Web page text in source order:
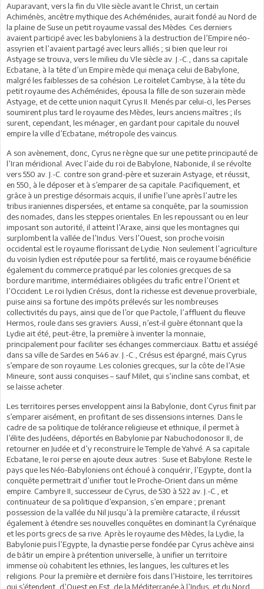
Auparavant, vers la fin du VIIe siècle avant le Christ, un certain
Achiménès, ancêtre mythique des Achéménides, aurait fondé au Nord de
la plaine de Suse un petit royaume vassal des Mèdes. Ces derniers
avaient participé avec les babyloniens à la destruction de l’Empire néo-
assyrien et l’avaient partagé avec leurs alliés ; si bien que leur roi
Astyage se trouva, vers le milieu du Vle siècle av. J.-C., dans sa capitale
Ecbatane, à la tête d’un Empire mède qui menaça celui de Babylone,
malgré les faiblesses de sa cohésion. Le roitelet Cambyse, à la tête du
petit royaume des Achéménides, épousa la fille de son suzerain mède
Astyage, et de cette union naquit Cyrus II. Menés par celui-ci, les Perses
soumirent plus tard le royaume des Mèdes, leurs anciens maîtres ; ils
surent, cependant, les ménager, en gardant pour capitale du nouvel
empire la ville d’Ecbatane, métropole des vaincus.
A son avènement, donc, Cyrus ne règne que sur une petite principauté de
l’Iran méridional. Avec l’aide du roi de Babylone, Nabonide, il se révolte
vers 550 av. J.-C. contre son grand-père et suzerain Astyage, et réussit,
en 550, à le déposer et à s’emparer de sa capitale. Pacifiquement, et
grâce à un prestige désormais acquis, il unifie l’une après l’autre les
tribus iraniennes dispersées, et entame sa conquête, par la soumission
des nomades, dans les steppes orientales. En les repoussant ou en leur
imposant son autorité, il atteint l’Araxe, ainsi que les montagnes qui
surplombent la vallée de l’Indus. Vers l’Ouest, son proche voisin
occidental est le royaume florissant de Lydie. Non seulement l’agriculture
du voisin lydien est réputée pour sa fertilité, mais ce royaume bénéficie
également du commerce pratiqué par les colonies grecques de sa
bordure maritime, intermédiaires obligées du trafic entre l’Orient et
l’Occident. Le roi lydien Crésus, dont la richesse est devenue proverbiale,
puise ainsi sa fortune des impôts prélevés sur les nombreuses
collectivités du pays, ainsi que de l’or que Pactole, l’affluent du fleuve
Hermos, roule dans ses graviers. Aussi, n’est-il guère étonnant que la
Lydie ait été, peut-être, la première à inventer la monnaie,
principalement pour faciliter ses échanges commerciaux. Battu et assiégé
dans sa ville de Sardes en 546 av. J.-C., Crésus est épargné, mais Cyrus
s’empare de son royaume. Les colonies grecques, sur la côte de l’Asie
Mineure, sont aussi conquises – sauf Milet, qui s’incline sans combat, et
se laisse acheter.
Les territoires perses enveloppent ainsi la Babylonie, dont Cyrus finit par
s’emparer aisément, en profitant de ses dissensions internes. Dans le
cadre de sa politique de tolérance religieuse et ethnique, il permet à
l’élite des Judéens, déportés en Babylonie par Nabuchodonosor II, de
retourner en Judée et d’y reconstruire le Temple de Yahvé. A sa capitale
Ecbatane, le roi perse en ajoute deux autres : Suse et Babylone. Reste le
pays que les Néo-Babyloniens ont échoué à conquérir, l’Egypte, dont la
conquête permettrait d’unifier tout le Proche-Orient dans un même
empire. Cambyre II, successeur de Cyrus, de 530 à 522 av. J.-C., et
continuateur de sa politique d’expansion, s’en empare ; prenant
possession de la vallée du Nil jusqu’à la première cataracte, il réussit
également à étendre ses nouvelles conquêtes en dominant la Cyrénaïque
et les ports grecs de sa rive. Après le royaume des Mèdes, la Lydie, la
Babylonie puis l’Egypte, la dynastie perse fondée par Cyrus achève ainsi
de bâtir un empire à prétention universelle, à unifier un territoire
immense où cohabitent les ethnies, les langues, les cultures et les
religions. Pour la première et dernière fois dans l’Histoire, les territoires
qui s’étendent, d’Ouest en Est, de la Méditerranée à l’Indus, et du Nord